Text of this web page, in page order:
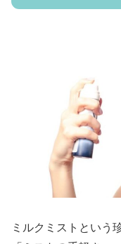
ミルクミストという